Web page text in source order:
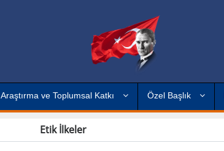
Araştırma ve Toplumsal Katkı Özel Başlık
Etik İlkeler